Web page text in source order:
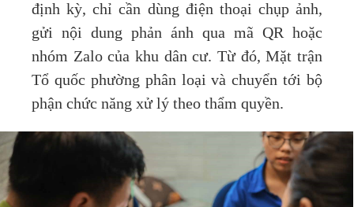
định kỳ, chỉ cần dùng điện thoại chụp ảnh,
gửi nội dung phản ánh qua mã QR hoặc
nhóm Zalo của khu dân cư. Từ đó, Mặt trận
Tổ quốc phường phân loại và chuyển tới bộ
phận chức năng xử lý theo thẩm quyền.